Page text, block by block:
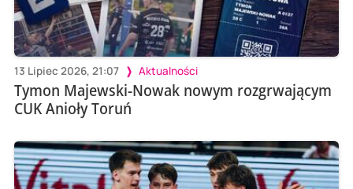
13 Lipiec 2026, 21:07 Aktualności
Tymon Majewski-Nowak nowym rozgrwającym
CUK Anioły Toruń